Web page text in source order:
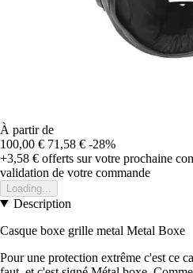
À partir de
100,00 € 71,58 € -28%
+3,58 € offerts sur votre prochaine
validation de votre commande
Loading...
Description
Casque boxe grille metal Metal Boxe
Pour une protection extrême c'est ce